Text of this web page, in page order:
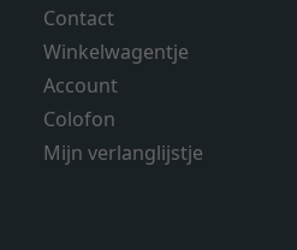
Contact
Winkelwagentje
Account
Colofon
Mijn verlanglijstje